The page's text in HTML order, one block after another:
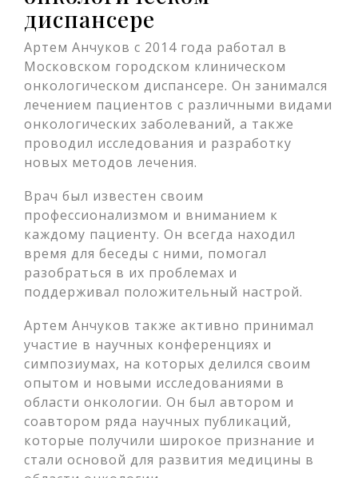
диспансере
Артем Анчуков с 2014 года работал в
Московском городском клиническом
онкологическом диспансере. Он занимался
лечением пациентов с различными видами
онкологических заболеваний, а также
проводил исследования и разработку
новых методов лечения.
Врач был известен своим
профессионализмом и вниманием к
каждому пациенту. Он всегда находил
время для беседы с ними, помогал
разобраться в их проблемах и
поддерживал положительный настрой.
Артем Анчуков также активно принимал
участие в научных конференциях и
симпозиумах, на которых делился своим
опытом и новыми исследованиями в
области онкологии. Он был автором и
соавтором ряда научных публикаций,
которые получили широкое признание и
стали основой для развития медицины в